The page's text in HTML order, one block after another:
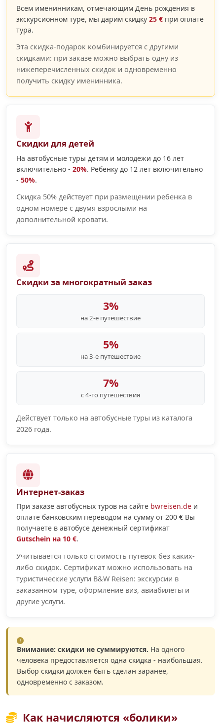
Всем именинникам, отмечающим День рождения в
экскурсионном туре, мы дарим скидку 25 € при оплате
тура.
Эта скидка-подарок комбинируется с другими
скидками: при заказе можно выбрать одну из
нижеперечисленных скидок и одновременно
получить скидку именинника.
Скидки для детей
На автобусные туры детям и молодежи до 16 лет
включительно - 20%. Ребенку до 12 лет включительно
- 50%.
Скидка 50% действует при размещении ребенка в
одном номере с двумя взрослыми на
дополнительной кровати.
Скидки за многократный заказ
3%
на 2-е путешествие
5%
на 3-е путешествие
7%
с 4-го путешествия
Действует только на автобусные туры из каталога
2026 года.
Интернет-заказ
При заказе автобусных туров на сайте bwreisen.de и
оплате банковским переводом на сумму от 200 € Вы
получаете в автобусе денежный сертификат
Gutschein на 10 €.
Учитывается только стоимость путевок без каких-
либо скидок. Сертификат можно использовать на
туристические услуги B&W Reisen: экскурсии в
заказанном туре, оформление виз, авиабилеты и
другие услуги.
Внимание: скидки не суммируются. На одного
человека предоставляется одна скидка - наибольшая.
Выбор скидки должен быть сделан заранее,
одновременно с заказом.
Как начисляются «болики»